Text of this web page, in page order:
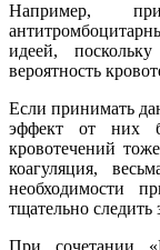
Например,
идеей,
вероятность
Если принимать
эффект от них
кровотечений
коагуляция,
необходимости
тщательно следить